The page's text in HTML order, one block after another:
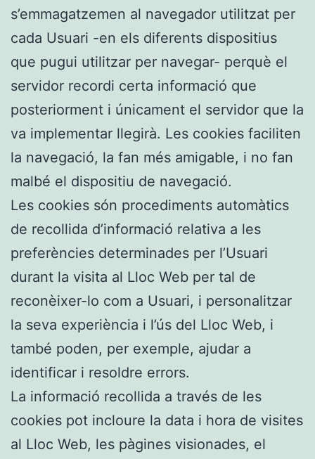
s’emmagatzemen al navegador utilitzat per
cada Usuari -en els diferents dispositius
que pugui utilitzar per navegar- perquè el
servidor recordi certa informació que
posteriorment i únicament el servidor que la
va implementar llegirà. Les cookies faciliten
la navegació, la fan més amigable, i no fan
malbé el dispositiu de navegació.
Les cookies són procediments automàtics
de recollida d’informació relativa a les
preferències determinades per l’Usuari
durant la visita al Lloc Web per tal de
reconèixer-lo com a Usuari, i personalitzar
la seva experiència i l’ús del Lloc Web, i
també poden, per exemple, ajudar a
identificar i resoldre errors.
La informació recollida a través de les
cookies pot incloure la data i hora de visites
al Lloc Web, les pàgines visionades, el